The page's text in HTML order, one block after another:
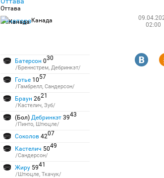
Оттава
Канада
02:00
Батерсон 030
/Бреннстрем, Дебринкэт/
Готье 1057
/Гамбрелл, Сандерсон/
Браун 2621
/Кастелич, Зуб/
(Бол) Дебринкэт 3943
/Пинто, Штюцле/
Соколов 4207
Кастелич 5049
/Сандерсон/
Жиру 5941
/Штюцле, Ткачук/
R